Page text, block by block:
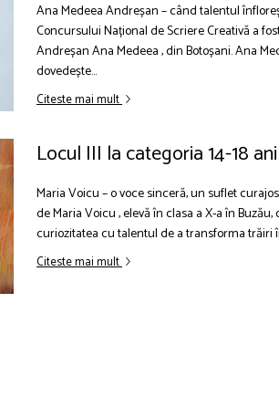
Ana Medeea Andreșan – când talentul
Concursului Național de Scriere Creativă a
Andreșan Ana Medeea , din Botoșani. Ana
dovedește...
Citeste mai mult
Locul III la categoria 14-18
Maria Voicu – o voce sinceră, un suflet
de Maria Voicu , elevă în clasa a X-a în
curiozitatea cu talentul de a transforma trăiri
Citeste mai mult